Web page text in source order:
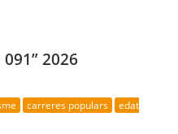
2026
carreres populars
edat